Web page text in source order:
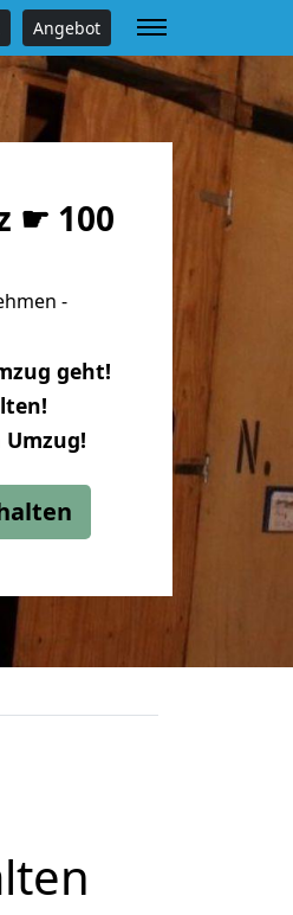
Angebot
☛ 100
-
geht!